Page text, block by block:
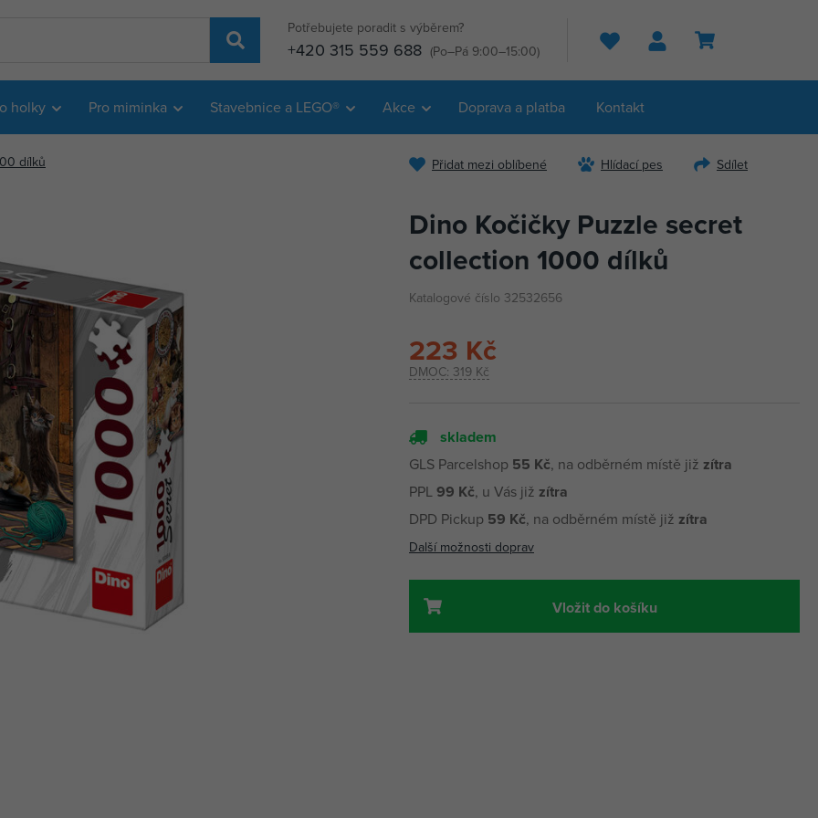
Potřebujete poradit s výběrem?
+420 315 559 688 (Po–Pá 9:00–15:00) Hledat
holky Pro miminka Stavebnice a LEGO® Akce Doprava a platba Kontakt
dílků Přidat mezi oblíbené Hlídací pes Sdílet
Dino Kočičky Puzzle secret
collection 1000 dílků
Katalogové číslo 32532656
DMOC: 319 Kč
223 Kč
skladem
GLS Parcelshop 55 Kč, na odběrném místě již zítra
PPL99 Kč, u Vás již zítra
DPD Pickup 59 Kč, na odběrném místě již zítra
Další možnosti doprav
Vložit do košíku